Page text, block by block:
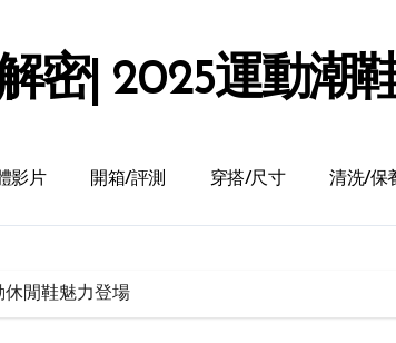
密| 2025運動潮
影片 開箱/評測 穿搭/尺寸 清洗/保
休閒鞋魅力登場